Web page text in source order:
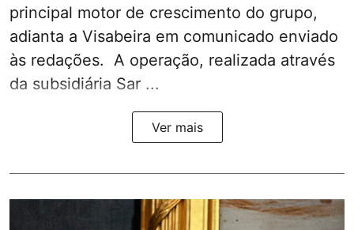
principal motor de crescimento do grupo,
adianta a Visabeira em comunicado enviado
às redações. A operação, realizada através
da subsidiária Sar ...
Ver mais